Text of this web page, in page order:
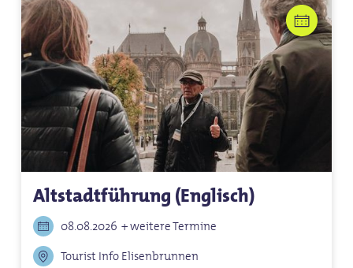
Altstadtführung (Englisch)
08.08.2026 + weitere Termine
Tourist Info Elisenbrunnen